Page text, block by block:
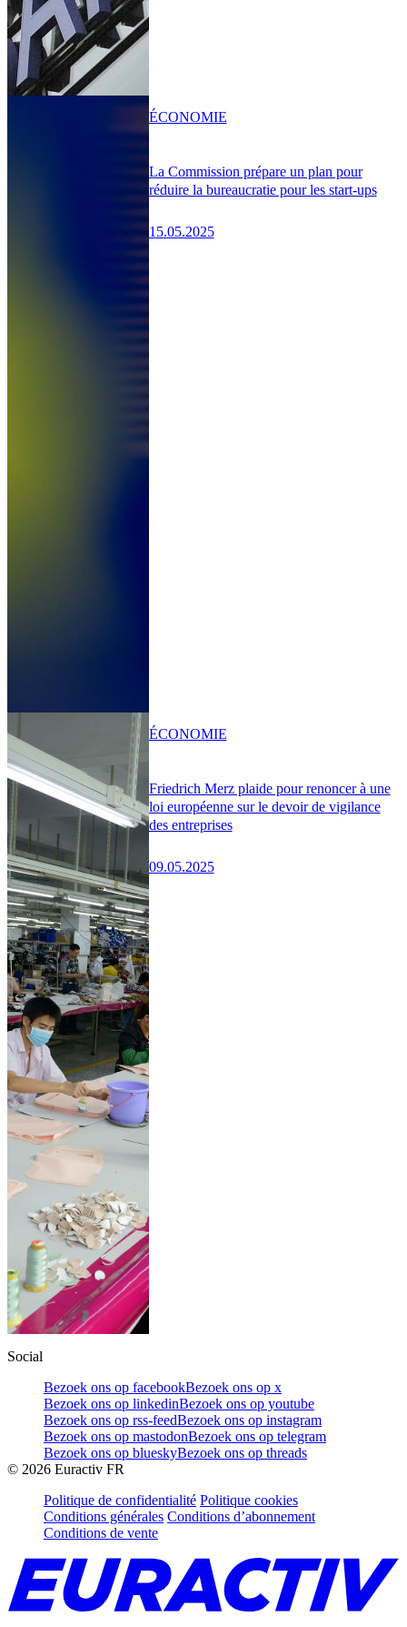
La Commission prépare un plan pour
réduire la bureaucratie pour les start-ups
15.05.2025
ÉCONOMIE
Friedrich Merz plaide pour renoncer à une
loi européenne sur le devoir de vigilance
des entreprises
09.05.2025
ÉCONOMIE
Social
Bezoek ons op facebookBezoek ons op x
Bezoek ons op linkedinBezoek ons op youtube
Bezoek ons op rss-feedBezoek ons op instagram
Bezoek ons op mastodonBezoek ons op telegram
Bezoek ons op blueskyBezoek ons op threads
© 2026 Euractiv FR
Politique de confidentialité Politique cookies
Conditions générales Conditions d’abonnement
Conditions de vente